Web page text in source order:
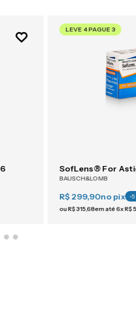
LEVE 4 PAGUE 3
SofLens® For
BAUSCH&LOMB
R$ 299,90no pix -5
ouR$315,68em até6xR$